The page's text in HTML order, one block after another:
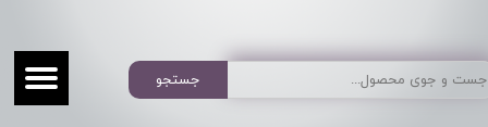
جستجو